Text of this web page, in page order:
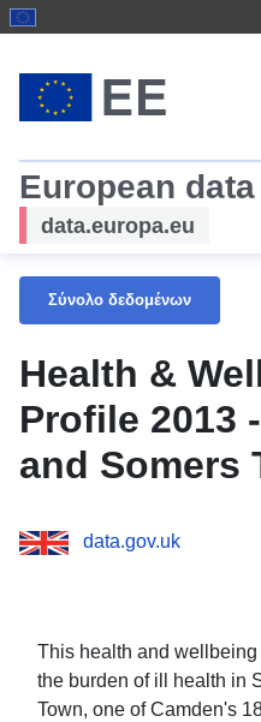
European data
data.europa.eu
Σύνολο δεδομένων
Health &
Profile 2013
and Somers
data.gov.uk
This health and
the burden of ill health in
Town, one of Camden's